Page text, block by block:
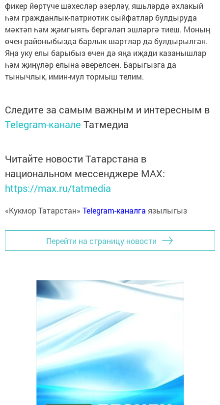
фикер йөртүче шәхесләр әзерләү, яшьләрдә әхлакый
һәм гражданлык-патриотик сыйфатлар булдыруда
мәктәп һәм җәмгыять бергәләп эшләргә тиеш. Моның
өчен районыбызда барлык шартлар да булдырылган.
Яңа уку елы барыбыз өчен дә яңа иҗади казанышлар
һәм җиңүләр елына әверелсен. Барыгызга да
тынычлык, имин-мул тормыш телим.
Следите за самым важным и интересным в
Telegram-канале Татмедиа
Читайте новости Татарстана в
национальном мессенджере MАХ:
https://max.ru/tatmedia
«Кукмор Татарстан» Telegram-каналга язылыгыз
Перейти на страницу новости